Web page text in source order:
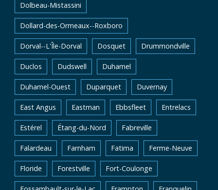
Dolbeau-Mistassini
Dollard-des-Ormeaux--Roxboro
Dorval--L'Île-Dorval Dosquet Drummondville
Duclos Dudswell Duhamel
Duhamel-Ouest Duparquet Duvernay
East Angus Eastman Ebbsfleet Entrelacs
Estérel Étang-du-Nord Fabreville
Falardeau Farnham Fatima Ferme-Neuve
Floride Forestville Fort-Coulonge